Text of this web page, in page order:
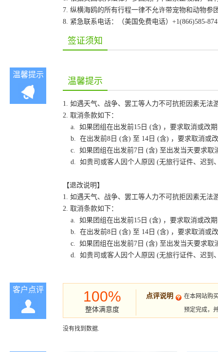
7. 纵横海鸥的所有行程一律不允许带宠物和动物参
8. 紧急联系电话：（美国免费电话）+1(866)585-
签证须知
温馨提示
温馨提示
1. 如遇天气、战争、罢工等人力不可抗拒因素无
2. 取消条款如下：
a. 如果团组在出发前15日 (含) ，要求取消或改
b. 在出发前8日 (含) 至 14日 (含) ，要求取消或
c. 如果团组在出发前7日 (含) 至出发当天要求取
d. 如贵司或客人因个人原因 (无旅行证件、迟到
【退改说明】
1. 如遇天气、战争、罢工等人力不可抗拒因素无
2. 取消条款如下：
a. 如果团组在出发前15日 (含) ，要求取消或改
b. 在出发前8日 (含) 至 14日 (含) ，要求取消或
c. 如果团组在出发前7日 (含) 至出发当天要求取
d. 如贵司或客人因个人原因 (无旅行证件、迟到
客户点评 100%
整体满意度
点评说明
在本网站购
预定完成，
没有找到数据.